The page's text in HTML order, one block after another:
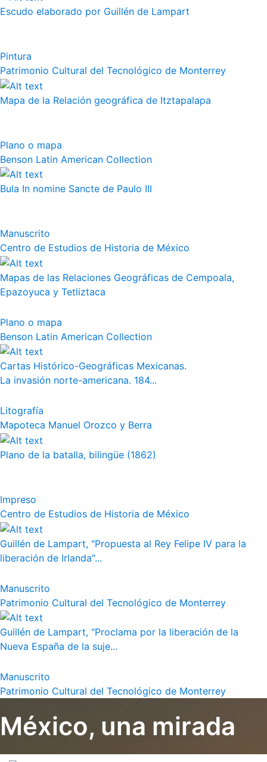
Escudo elaborado por Guillén de Lampart
Pintura
Patrimonio Cultural del Tecnológico de Monterrey
Mapa de la Relación geográfica de Itztapalapa
Plano o mapa
Benson Latin American Collection
Bula In nomine Sancte de Paulo III
Manuscrito
Centro de Estudios de Historia de México
Mapas de las Relaciones Geográficas de Cempoala,
Epazoyuca y Tetliztaca
Plano o mapa
Benson Latin American Collection
Cartas Histórico-Geográficas Mexicanas.
La invasión norte-americana. 184...
Litografía
Mapoteca Manuel Orozco y Berra
Plano de la batalla, bilingüe (1862)
Impreso
Centro de Estudios de Historia de México
Guillén de Lampart, "Propuesta al Rey Felipe IV para la
liberación de Irlanda"...
Manuscrito
Patrimonio Cultural del Tecnológico de Monterrey
Guillén de Lampart, "Proclama por la liberación de la
Nueva España de la suje...
Manuscrito
Patrimonio Cultural del Tecnológico de Monterrey
México, una mirada